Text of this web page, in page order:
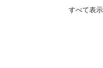
すべて表示